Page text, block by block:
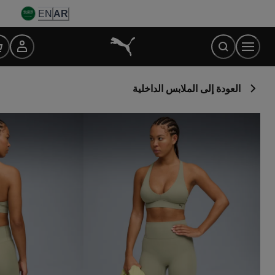
Content
AR
EN
العودة إلى الملابس الداخلية